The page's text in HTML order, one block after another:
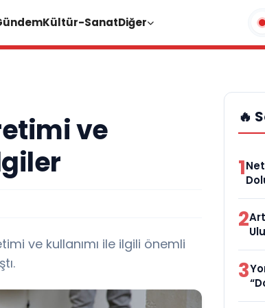
Kültür-SanatDiğer
ve
ve kullanımı ile ilgili önemli
🔥
1
2
3